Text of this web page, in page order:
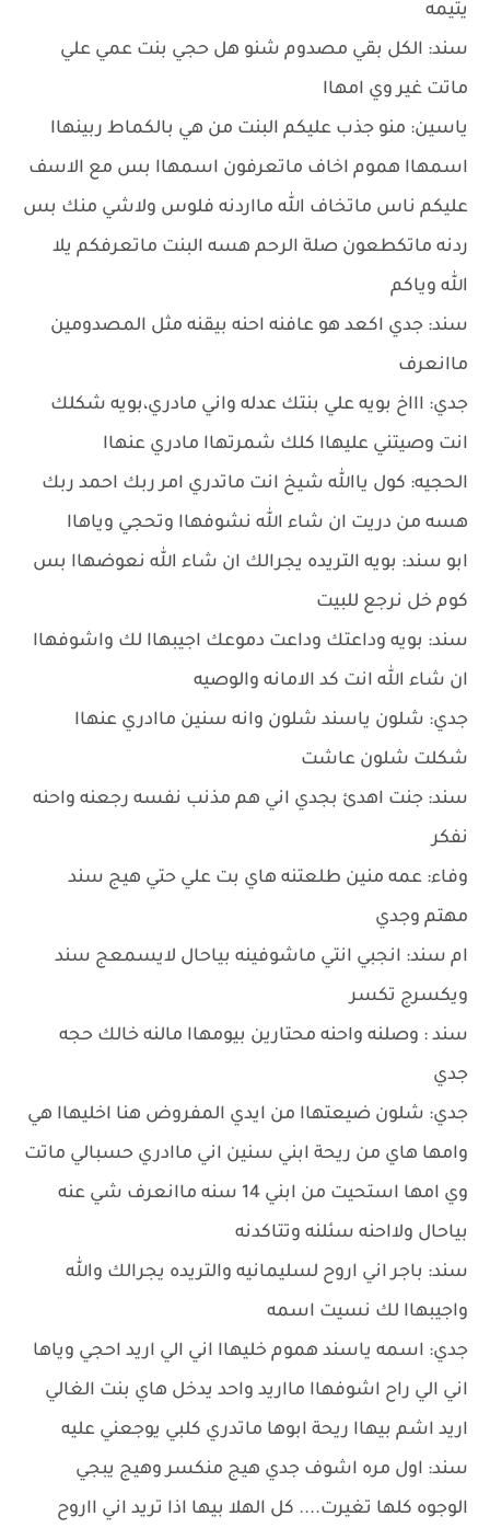
يتيمه
سند: الكل بقي مصدوم شنو هل حجي بنت عمي علي
ماتت غير وي امهاا
ياسين: منو جذب عليكم البنت من هي بالكماط ربينهاا
اسمهاا هموم اخاف ماتعرفون اسمهاا بس مع الاسف
عليكم ناس ماتخاف الله مااردنه فلوس ولاشي منك بس
ردنه ماتكطعون صلة الرحم هسه البنت ماتعرفكم يلا
الله وياكم
سند: جدي اكعد هو عافنه احنه بيقنه مثل المصدومين
ماانعرف
جدي: اااخ بويه علي بنتك عدله واني مادري،بويه شكلك
انت وصيتني عليهاا كلك شمرتهاا مادري عنهاا
الحجيه: كول ياالله شيخ انت ماتدري امر ربك احمد ربك
هسه من دريت ان شاء الله نشوفهاا وتحجي وياهاا
ابو سند: بويه التريده يجرالك ان شاء الله نعوضهاا بس
كوم خل نرجع للبيت
سند: بويه وداعتك وداعت دموعك اجيبهاا لك واشوفهاا
ان شاء الله انت كد الامانه والوصيه
جدي: شلون ياسند شلون وانه سنين ماادري عنهاا
شكلت شلون عاشت
سند: جنت اهدئ بجدي اني هم مذنب نفسه رجعنه واحنه
نفكر
وفاء: عمه منين طلعتنه هاي بت علي حتي هيج سند
مهتم وجدي
ام سند: انجبي انتي ماشوفينه بياحال لايسمعج سند
ويكسرج تكسر
سند : وصلنه واحنه محتارين بيومهاا مالنه خالك حجه
جدي
جدي: شلون ضيعتهاا من ايدي المفروض هنا اخليهاا هي
وامها هاي من ريحة ابني سنين اني ماادري حسبالي ماتت
وي امها استحيت من ابني 14 سنه ماانعرف شي عنه
بياحال ولااحنه سئلنه وتتاكدنه
سند: باجر اني اروح لسليمانيه والتريده يجرالك والله
واجيبهاا لك نسيت اسمه
جدي: اسمه ياسند هموم خليهاا اني الي اريد احجي وياها
اني الي راح اشوفهاا مااريد واحد يدخل هاي بنت الغالي
اريد اشم بيهاا ريحة ابوها ماتدري كلبي يوجعني عليه
سند: اول مره اشوف جدي هيج منكسر وهيج يبجي
الوجوه كلها تغيرت.... كل الهلا بيها اذا تريد اني ااروح